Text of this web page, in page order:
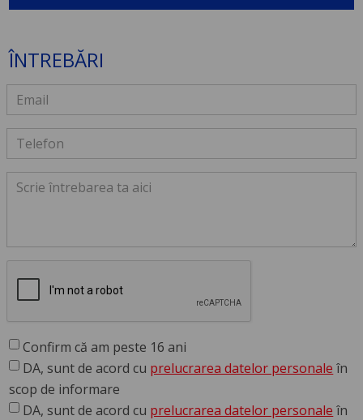
ÎNTREBĂRI
Confirm că am peste 16 ani
DA, sunt de acord cu prelucrarea datelor personale în
scop de informare
DA, sunt de acord cu prelucrarea datelor personale în